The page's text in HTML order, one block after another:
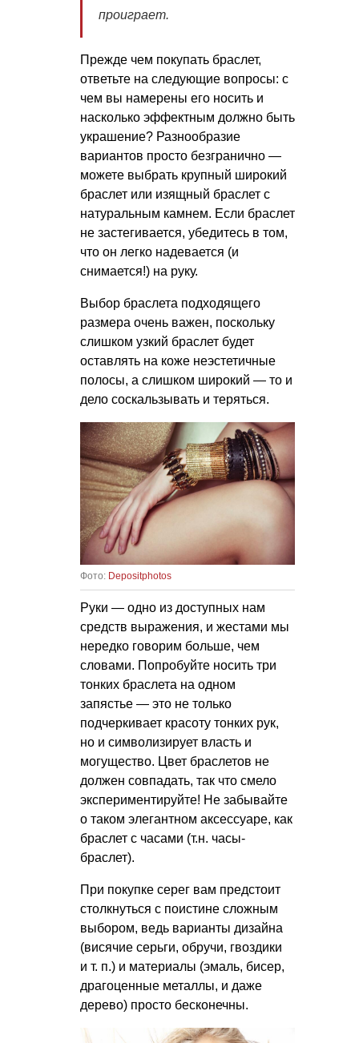
проиграет.
Прежде чем покупать браслет,
ответьте на следующие вопросы: с
чем вы намерены его носить и
насколько эффектным должно быть
украшение? Разнообразие
вариантов просто безгранично —
можете выбрать крупный широкий
браслет или изящный браслет с
натуральным камнем. Если браслет
не застегивается, убедитесь в том,
что он легко надевается (и
снимается!) на руку.
Выбор браслета подходящего
размера очень важен, поскольку
слишком узкий браслет будет
оставлять на коже неэстетичные
полосы, а слишком широкий — то и
дело соскальзывать и теряться.
Фото: Depositphotos
Руки — одно из доступных нам
средств выражения, и жестами мы
нередко говорим больше, чем
словами. Попробуйте носить три
тонких браслета на одном
запястье — это не только
подчеркивает красоту тонких рук,
но и символизирует власть и
могущество. Цвет браслетов не
должен совпадать, так что смело
экспериментируйте! Не забывайте
о таком элегантном аксессуаре, как
браслет с часами (т.н. часы-
браслет).
При покупке серег вам предстоит
столкнуться с поистине сложным
выбором, ведь варианты дизайна
(висячие серьги, обручи, гвоздики
и т. п.) и материалы (эмаль, бисер,
драгоценные металлы, и даже
дерево) просто бесконечны.